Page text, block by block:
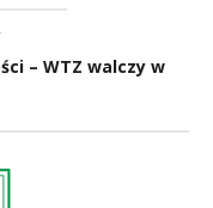
– WTZ walczy w